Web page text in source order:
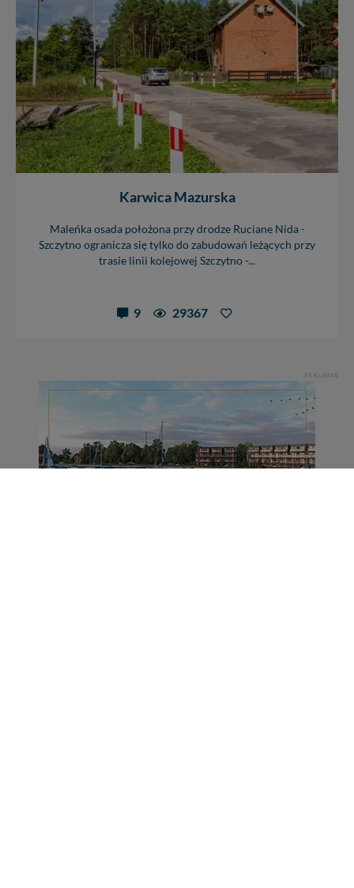
Karwica Mazurska
Maleńka osada położona przy drodze Ruciane Nida -
Szczytno ogranicza się tylko do zabudowań leżących przy
trasie linii kolejowej Szczytno -...
9 29367
REKLAMA